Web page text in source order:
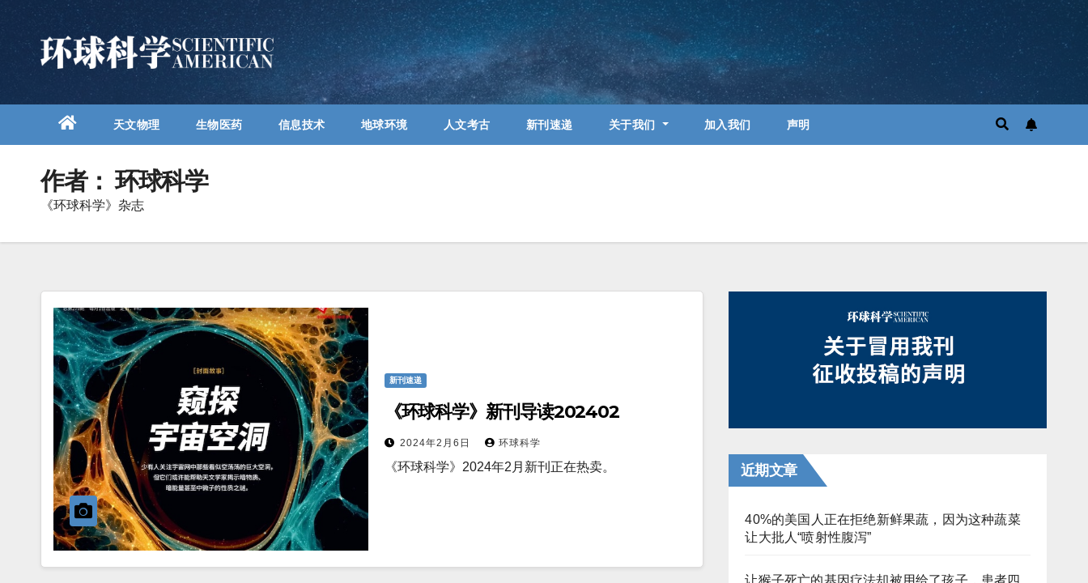
天文物理 生物医药 信息技术 地球环境 人文考古 新刊速递 关于我们 加入我们 声明
作者：环球科学
《环球科学》杂志
新刊速递
《环球科学》新刊导读202402
2024年2月6日 环球科学
《环球科学》2024年2月新刊正在热卖。 近期文章
40%的美国人正在拒绝新鲜果蔬，因为这种蔬菜
让大批人“喷射性腹泻”
让猴子死亡的基因疗法却被用给了孩子，患者四